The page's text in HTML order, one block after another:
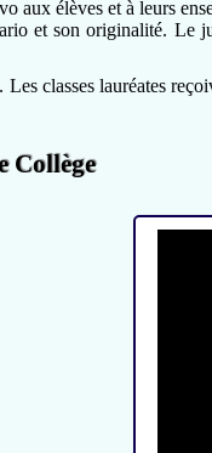
élèves et à leurs
et son originalité. Le
classes lauréates
Collège